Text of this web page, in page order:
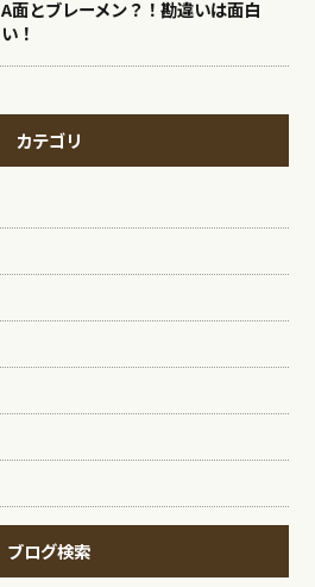
A面とブレーメン？！勘違いは面白
い！
カテゴリ
ブログ検索